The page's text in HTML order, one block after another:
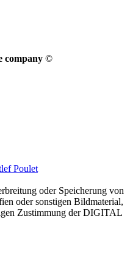
company ©
Poulet
oder Speicherung von
oder sonstigen Bildmaterial,
Zustimmung der DIGITAL